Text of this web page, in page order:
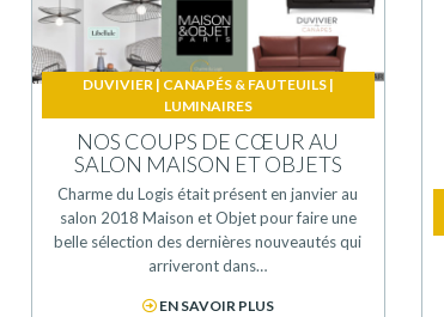
DUVIVIER| CANAPÉS & FAUTEUILS|
LUMINAIRES
NOS COUPS DE CŒUR AU
SALON MAISON ET OBJETS
Charme du Logis était présent en janvier au
salon 2018 Maison et Objet pour faire une
belle sélection des dernières nouveautés qui
arriveront dans…
EN SAVOIR PLUS